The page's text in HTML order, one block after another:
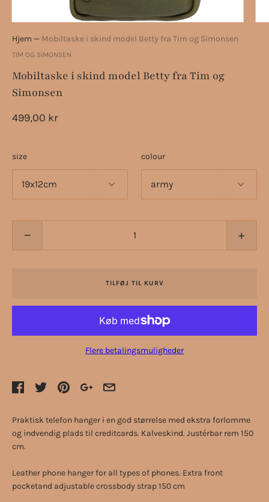
Hjem — Mobiltaske i skind model Betty fra Tim og Simonsen
TIM OG SIMONSEN
Mobiltaske i skind model Betty fra Tim og
Simonsen
499,00 kr
size colour
− +
TILFØJ TIL KURV
Flere betalingsmuligheder
Praktisk telefon hanger i en god størrelse med ekstra forlomme
og indvendig plads til creditcards. Kalveskind. Justérbar rem 150
cm.
Leather phone hanger for all types of phones. Extra front
pocketand adjustable crossbody strap 150 cm